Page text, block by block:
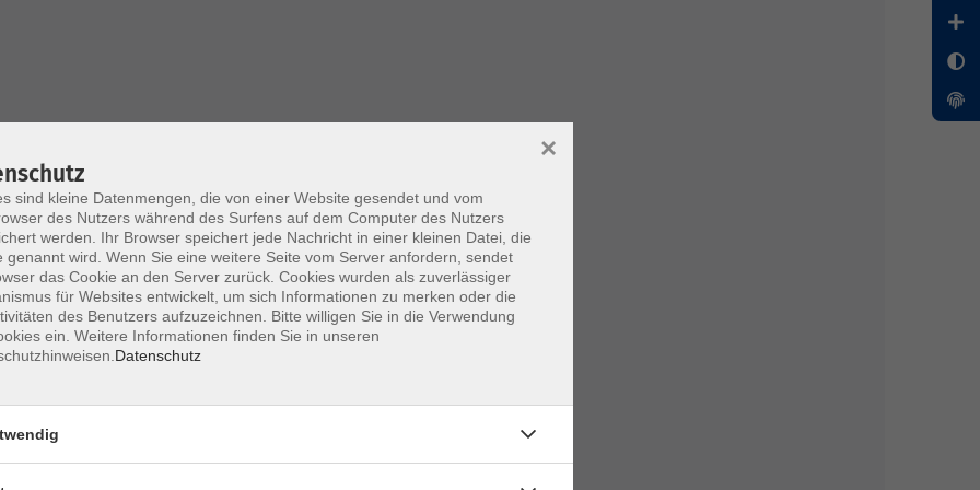
und zielorientiert gestartet,
gebracht werden können.
in der www.vhs.cloud statt, der virtuellen
Sie vor Ihrer Anmeldung, ob Sie die
Angebot erfüllen.
auf unserer Lernumgebung www.vhs.cloud
die Nutzung der Lernplattform nicht erforderlich
sind kleine Datenmengen, die von einer Website gesendet und vom
des Nutzers während des Surfens auf dem Computer des Nutzers
werden. Ihr Browser speichert jede Nachricht in einer kleinen Datei, die
genannt wird. Wenn Sie eine weitere Seite vom Server anfordern, sendet
das Cookie an den Server zurück. Cookies wurden als zuverlässiger
für Websites entwickelt, um sich Informationen zu merken oder die
des Benutzers aufzuzeichnen. Bitte willigen Sie in die Verwendung
ein. Weitere Informationen finden Sie in unseren
Datenschutz
×